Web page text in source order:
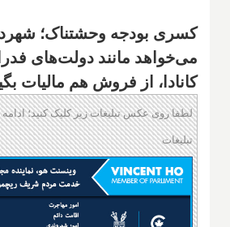
کسری بودجه وحشتناک؛
می‌خواهد مانند دولت‌های
کانادا، از فروش هم مالیات
لطفا روی عکس تبلیغات زیر کلیک کنید؛
تبلیغات